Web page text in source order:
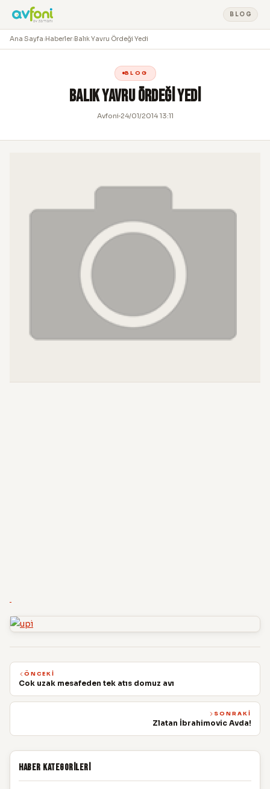
BLOG
Ana Sayfa›Haberler›Balık Yavru Ördeği Yedi
BLOG
Balık Yavru Ördeği Yedi
Avfoni 24/01/2014 13:11
ÖNCEKI
Cok uzak mesafeden tek atıs domuz avı
SONRAKI
Zlatan İbrahimovic Avda!
Haber Kategorileri